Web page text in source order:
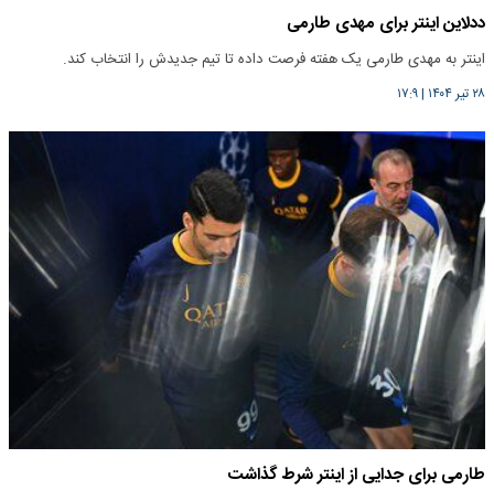
ددلاین اینتر برای مهدی طارمی
اینتر به مهدی طارمی یک هفته فرصت داده تا تیم جدیدش را انتخاب کند.
۲۸ تیر ۱۴۰۴ |۱۷:۹
طارمی برای جدایی از اینتر شرط گذاشت